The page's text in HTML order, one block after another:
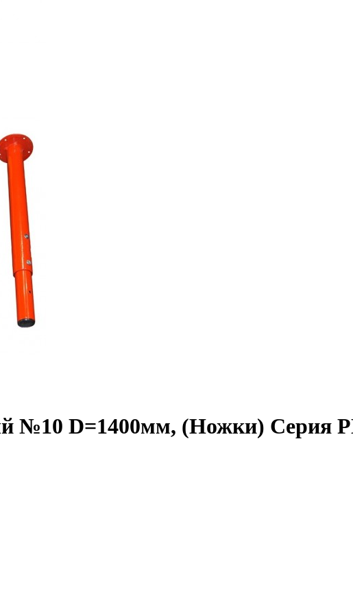
№10 D=1400мм, (Ножки) Серия